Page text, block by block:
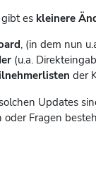
es kleinere
, (in dem nun
(u.a.
der
Updates
oder Fragen